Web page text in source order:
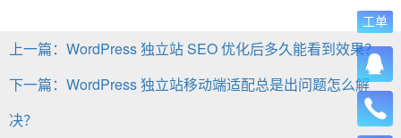
上一篇：WordPress 独立站 SEO 优化后多久能看到效果？
下一篇：WordPress 独立站移动端适配总是出问题怎么解
决？
工单